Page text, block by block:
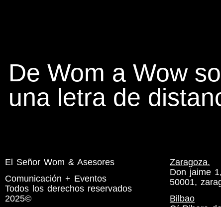
De Wom a Wow
una letra de
El Señor Wom & Asesores
Comunicación + Eventos
Todos los derechos reservados
2025©
Zaragoza.
Don jaime
50001,
Bilbao